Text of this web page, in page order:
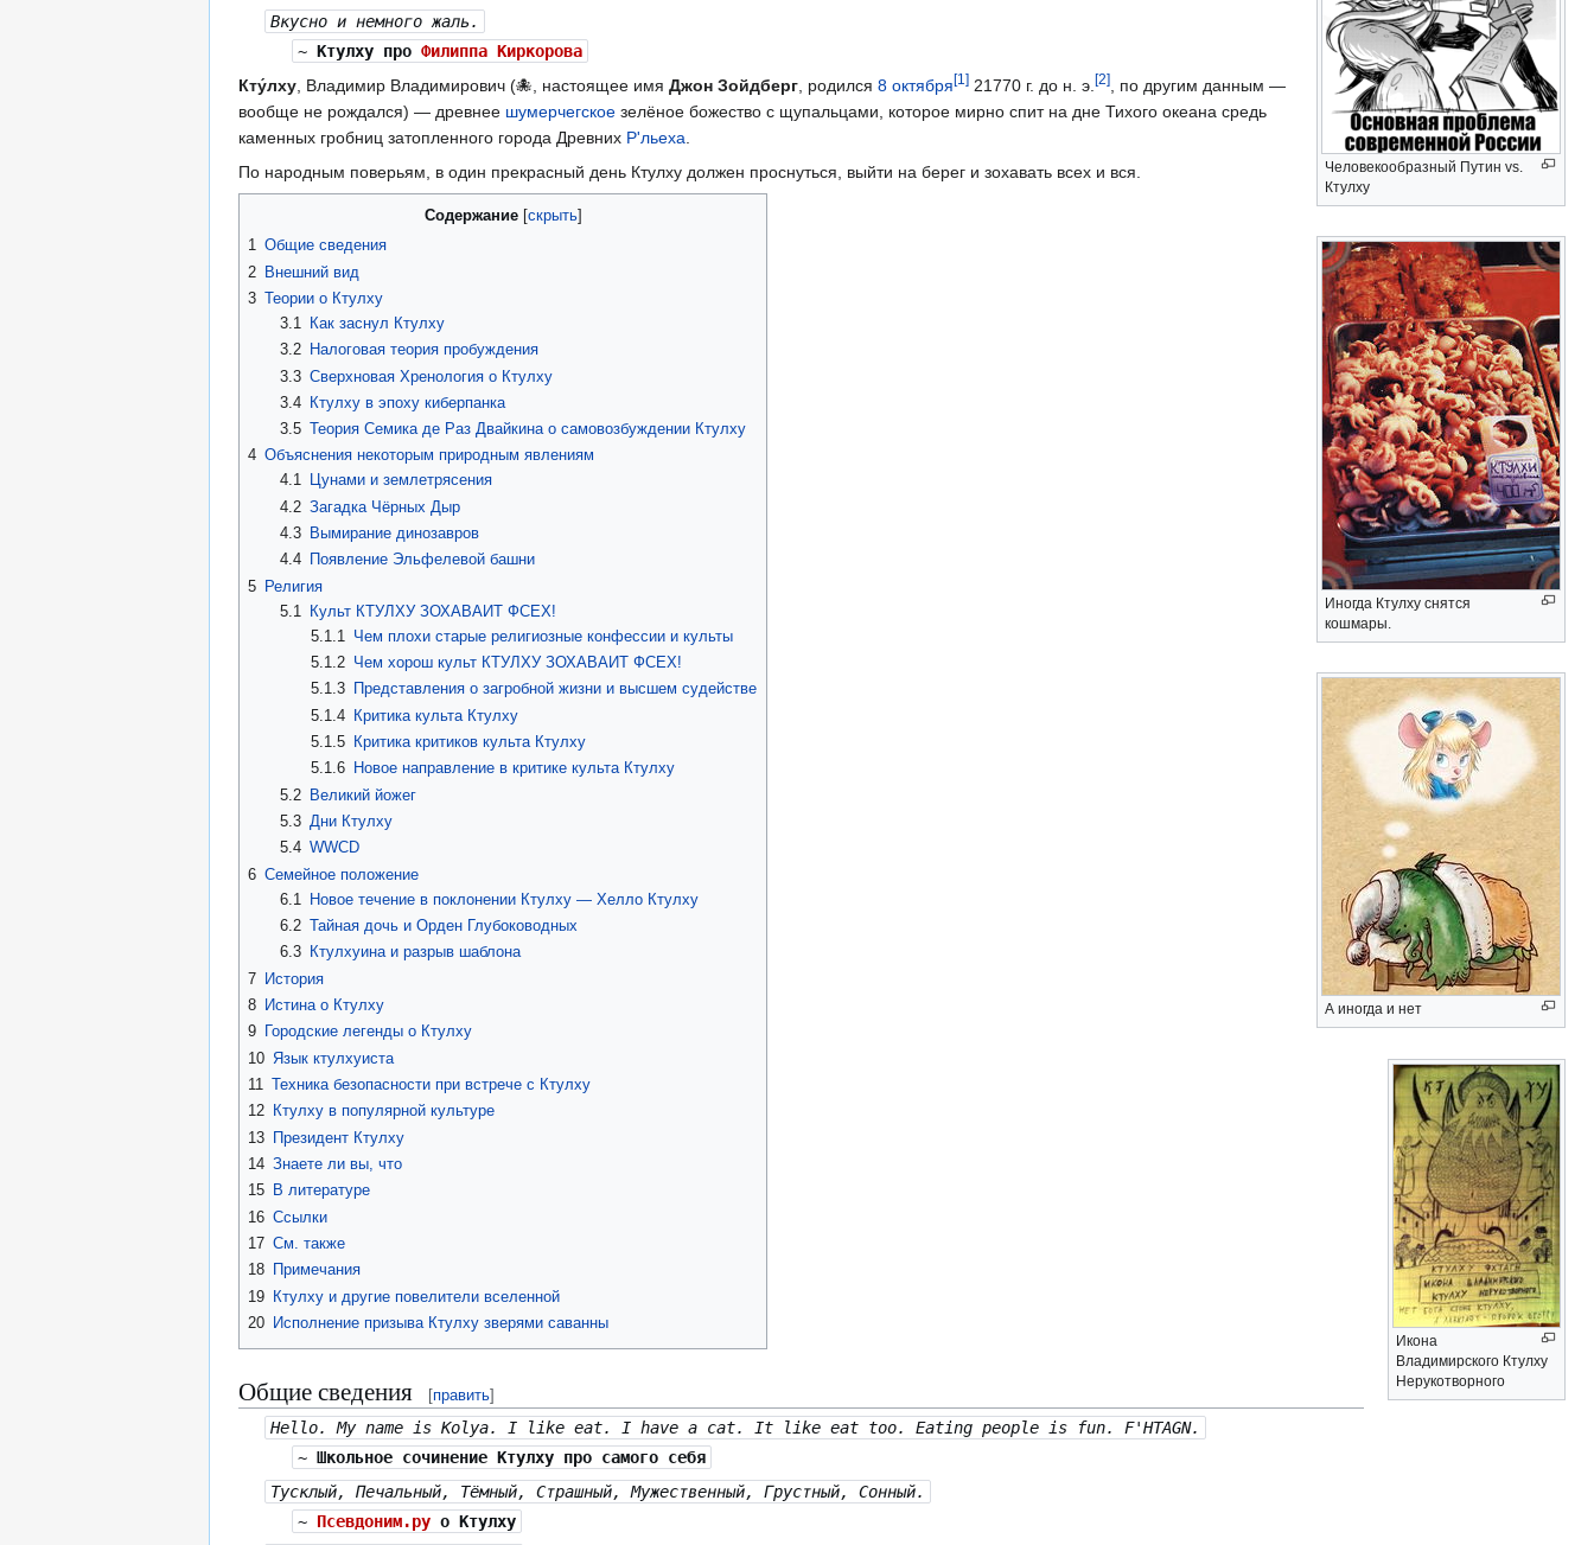
Человекообразный Путин vs.
Ктулху
Иногда Ктулху снятся
кошмары.
А иногда и нет
Икона
Владимирского Ктулху
Нерукотворного
Вкусно и немного жаль.
~ Ктулхупро Филиппа Киркорова
Кту́лху, Владимир Владимирович (🐙, настоящее имя Джон Зойдберг, родился 8 октября[1 ] 21770 г. до н. э.[2], по другим данным —
вообще не рождался) — древнее шумерчегское зелёное божество с щупальцами, которое мирно спит на дне Тихого океана средь
каменных гробниц затопленного города Древних Р'льеха.
По народным поверьям, в один прекрасный день Ктулху должен проснуться, выйти на берег и зохавать всех и вся.
Содержание
1 Общие сведения
2 Внешний вид
3 Теории о Ктулху
3.1
Как заснул Ктулху
3.2
Налоговая теория пробуждения
3.3 Сверхновая Хренология о Ктулху
3.4
Ктулху в эпоху киберпанка
3.5 Теория Семика де Раз Двайкина о самовозбуждении Ктулху
4 Объяснения некоторым природным явлениям
4.1
Цунами и землетрясения
4.2 Загадка Чёрных Дыр
4.3
Вымирание динозавров
4.4
Появление Эльфелевой башни
5 Религия
5.1
Культ КТУЛXУ ЗОХАВАИТ ФСЕХ!
5.1.1
Чем плохи старые религиозные конфессии и культы
5.1.2 Чем хорош культ КТУЛХУ ЗОХАВАИТ ФСЕХ!
5.1.3 Представления о загробной жизни и высшем судействе
5.1.4 Критика культа Ктулху
5.1.5 Критика критиков культа Ктулху
5.1.6 Новое направление в критике культа Ктулху
5.2
Великий йожег
5.3 Дни Ктулху
5.4 WWCD
6 Семейное положение
6.1
Новое течение в поклонении Ктулху — Хелло Ктулху
6.2 Тайная дочь и Орден Глубоководных
6.3
Ктулхуина и разрыв шаблона
7 История
8 Истина о Ктулху
9 Городские легенды о Ктулху
10 Язык ктулхуиста
11 Техника безопасности при встрече с Ктулху
12 Ктулху в популярной культуре
13 Президент Ктулху
14 Знаете ли вы, что
15 В литературе
16 Ссылки
17 См. также
18 Примечания
19 Ктулху и другие повелители вселенной
20 Исполнение призыва Ктулху зверями саванны
Общие сведения [править]
Hello. My name is Kolya. I like eat. I have a cat. It like eat too. Eating people is fun. F'HTAGN.
~ Школьное сочинение Ктулху про самого себя
Тусклый, Печальный, Тёмный, Страшный, Мужественный, Грустный, Сонный.
~ Псевдоним.руо Ктулху